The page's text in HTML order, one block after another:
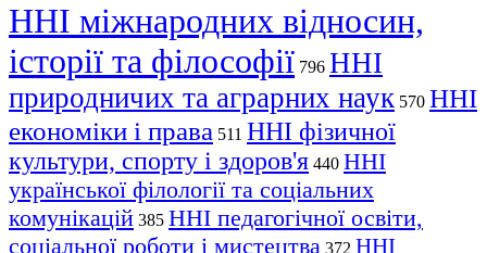
ННІ міжнародних відносин,
історії та філософії 796 ННІ
природничих та аграрних наук 570 ННІ
економіки і права 511 ННІ фізичної
культури, спорту і здоров'я 440 ННІ
української філології та соціальних
комунікацій 385 ННІ педагогічної освіти,
соціальної роботи і мистецтва 372 ННІ